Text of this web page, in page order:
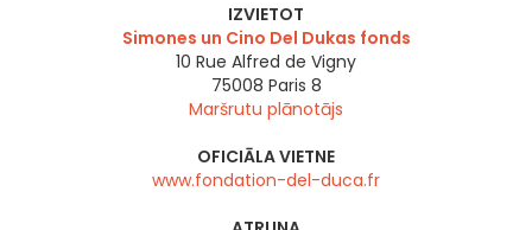
IZVIETOT
Simones un Cino Del Dukas fonds
10 Rue Alfred de Vigny
75008 Paris 8
Maršrutu plānotājs
OFICIĀLA VIETNE
www.fondation-del-duca.fr